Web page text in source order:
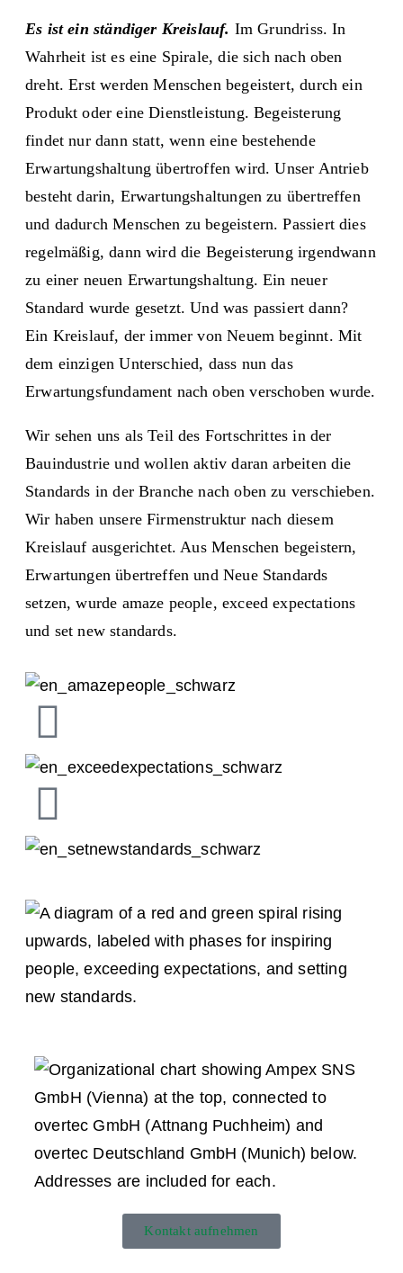
Es ist ein ständiger Kreislauf. Im Grundriss. In
Wahrheit ist es eine Spirale, die sich nach oben
dreht. Erst werden Menschen begeistert, durch ein
Produkt oder eine Dienstleistung. Begeisterung
findet nur dann statt, wenn eine bestehende
Erwartungshaltung übertroffen wird. Unser Antrieb
besteht darin, Erwartungshaltungen zu übertreffen
und dadurch Menschen zu begeistern. Passiert dies
regelmäßig, dann wird die Begeisterung irgendwann
zu einer neuen Erwartungshaltung. Ein neuer
Standard wurde gesetzt. Und was passiert dann?
Ein Kreislauf, der immer von Neuem beginnt. Mit
dem einzigen Unterschied, dass nun das
Erwartungsfundament nach oben verschoben wurde.
Wir sehen uns als Teil des Fortschrittes in der
Bauindustrie und wollen aktiv daran arbeiten die
Standards in der Branche nach oben zu verschieben.
Wir haben unsere Firmenstruktur nach diesem
Kreislauf ausgerichtet. Aus Menschen begeistern,
Erwartungen übertreffen und Neue Standards
setzen, wurde amaze people, exceed expectations
und set new standards.
Kontakt aufnehmen